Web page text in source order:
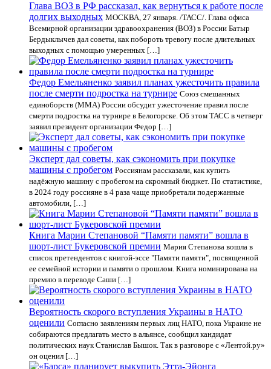
Глава ВОЗ в РФ рассказал, как вернуться к работе после
долгих выходных МОСКВА, 27 января. /ТАСС/. Глава офиса
Всемирной организации здравоохранения (ВОЗ) в России Батыр
Бердыклычев дал советы, как побороть тревогу после длительных
выходных с помощью умеренных […]
Федор Емельяненко заявил планах ужесточить правила
после смерти подростка на турнире Союз смешанных
единоборств (ММА) России обсудит ужесточение правил после
смерти подростка на турнире в Белогорске. Об этом ТАСС в четверг
заявил президент организации Федор […]
Эксперт дал советы, как сэкономить при покупке
машины с пробегом Россиянам рассказали, как купить
надёжную машину с пробегом на скромный бюджет. По статистике,
в 2024 году россияне в 4 раза чаще приобретали подержанные
автомобили, […]
Книга Марии Степановой “Памяти памяти” вошла в
шорт-лист Букеровской премии Мария Степанова вошла в
список претендентов с книгой-эссе "Памяти памяти", посвященной
ее семейной истории и памяти о прошлом. Книга номинирована на
премию в переводе Саши […]
Вероятность скорого вступления Украины в НАТО
оценили Согласно заявлениям первых лиц НАТО, пока Украине не
собираются предлагать место в альянсе, сообщил кандидат
политических наук Станислав Бышок. Так в разговоре с «Лентой.ру»
он оценил […]